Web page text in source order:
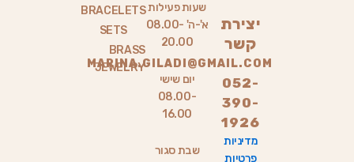
יצירת
קשר
MARINA.GILADI@GMAIL.COM
052-
390-
1926
מדיניות
פרטיות
שעות פעילות
א'-ה' 08.00-
20.00
יום שישי
08.00-
16.00
שבת סגור
BRACELETS
SETS
BRASS
JEWELRY